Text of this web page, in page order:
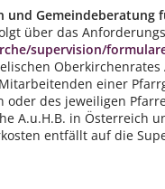
und Gemeindeberatung
über das
supervision/
Oberkirchenrates
einer
oder des jeweiligen
A.u.H.B. in Österreich
entfällt auf die